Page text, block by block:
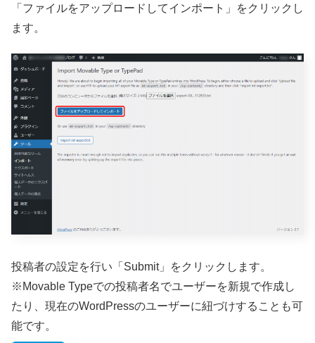
「ファイルをアップロードしてインポート」をクリックし
ます。
投稿者の設定を行い「Submit」をクリックします。
※Movable Typeでの投稿者名でユーザーを新規で作成し
たり、現在のWordPressのユーザーに紐づけすることも可
能です。